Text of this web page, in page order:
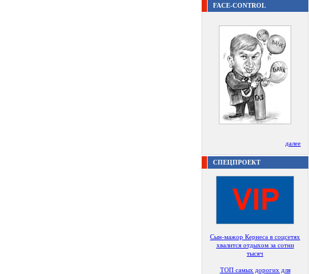
FACE-CONTROL
далее
СПЕЦПРОЕКТ
Сын-мажор Кернеса в соцсетях
хвалится отдыхом за сотни
тысяч
ТОП самых дорогих для